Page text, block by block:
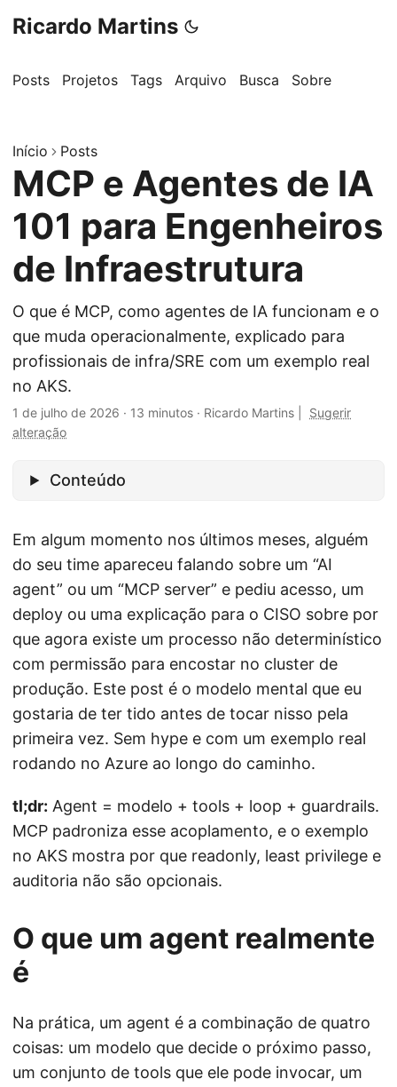
Ricardo Martins
Posts Projetos Tags Arquivo Busca Sobre
Início Posts
MCP e Agentes de IA
101 para Engenheiros
de Infraestrutura
O que é MCP, como agentes de IA funcionam e o
que muda operacionalmente, explicado para
profissionais de infra/SRE com um exemplo real
no AKS.
1 de julho de 2026 · 13 minutos · Ricardo Martins
Sugerir
alteração
Conteúdo
Em algum momento nos últimos meses, alguém
do seu time apareceu falando sobre um “AI
agent” ou um “MCP server” e pediu acesso, um
deploy ou uma explicação para o CISO sobre por
que agora existe um processo não determinístico
com permissão para encostar no cluster de
produção. Este post é o modelo mental que eu
gostaria de ter tido antes de tocar nisso pela
primeira vez. Sem hype e com um exemplo real
rodando no Azure ao longo do caminho.
tl;dr: Agent = modelo + tools + loop + guardrails.
MCP padroniza esse acoplamento, e o exemplo
no AKS mostra por que readonly, least privilege e
auditoria não são opcionais.
O que um agent realmente
é
Na prática, um agent é a combinação de quatro
coisas: um modelo que decide o próximo passo,
um conjunto de tools que ele pode invocar, um